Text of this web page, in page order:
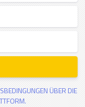
ÜBER DIE